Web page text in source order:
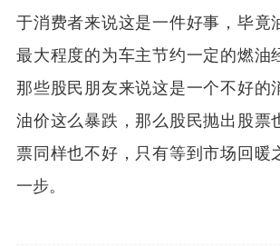
于消费者来说这是一件好事，毕竟
最大程度的为车主节约一定的燃油
那些股民朋友来说这是一个不好的
油价这么暴跌，那么股民抛出股票
票同样也不好，只有等到市场回暖
一步。